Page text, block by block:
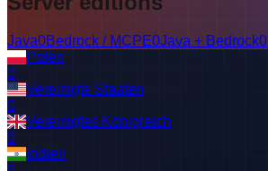
Java0Bedrock / MCPE0Java + Bedrock0
Polen
0
Vereinigte Staaten
0
Vereinigtes Königreich
0
Indien